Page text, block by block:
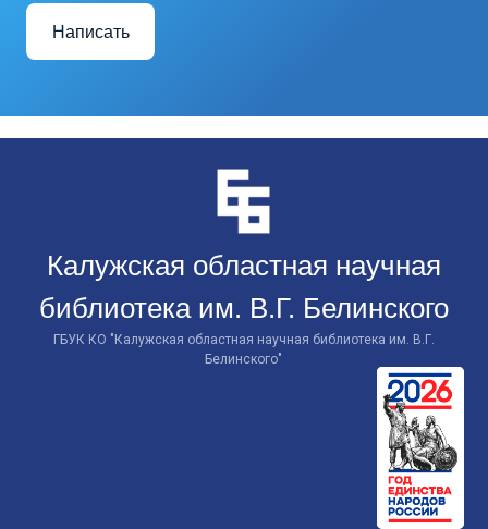
Написать
Калужская областная научная
библиотека им. В.Г. Белинского
ГБУК КО "Калужская областная научная библиотека им. В.Г.
Белинского"